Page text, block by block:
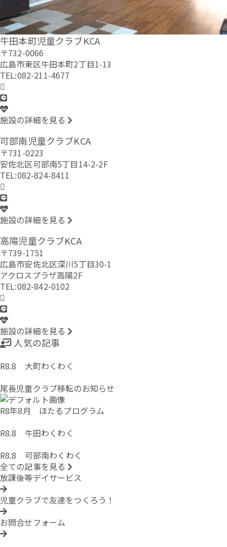
牛田本町児童クラブKCA
〒732-0066
広島市東区牛田本町2丁目1-13
TEL:082-211-4677
施設の詳細を見る
可部南児童クラブKCA
〒731-0223
安佐北区可部南5丁目14-2-2F
TEL:082-824-8411
施設の詳細を見る
高陽児童クラブKCA
〒739-1751
広島市安佐北区深川5丁目30-1
アクロスプラザ高陽2F
TEL:082-842-0102
施設の詳細を見る
人気の記事
R8.8 大町わくわく
尾長児童クラブ移転のお知らせ
R8年8月 ほたるプログラム
R8.8 牛田わくわく
R8.8 可部南わくわく
全ての記事を見る
放課後等デイサービス
児童クラブで友達をつくろう！
お問合せフォーム